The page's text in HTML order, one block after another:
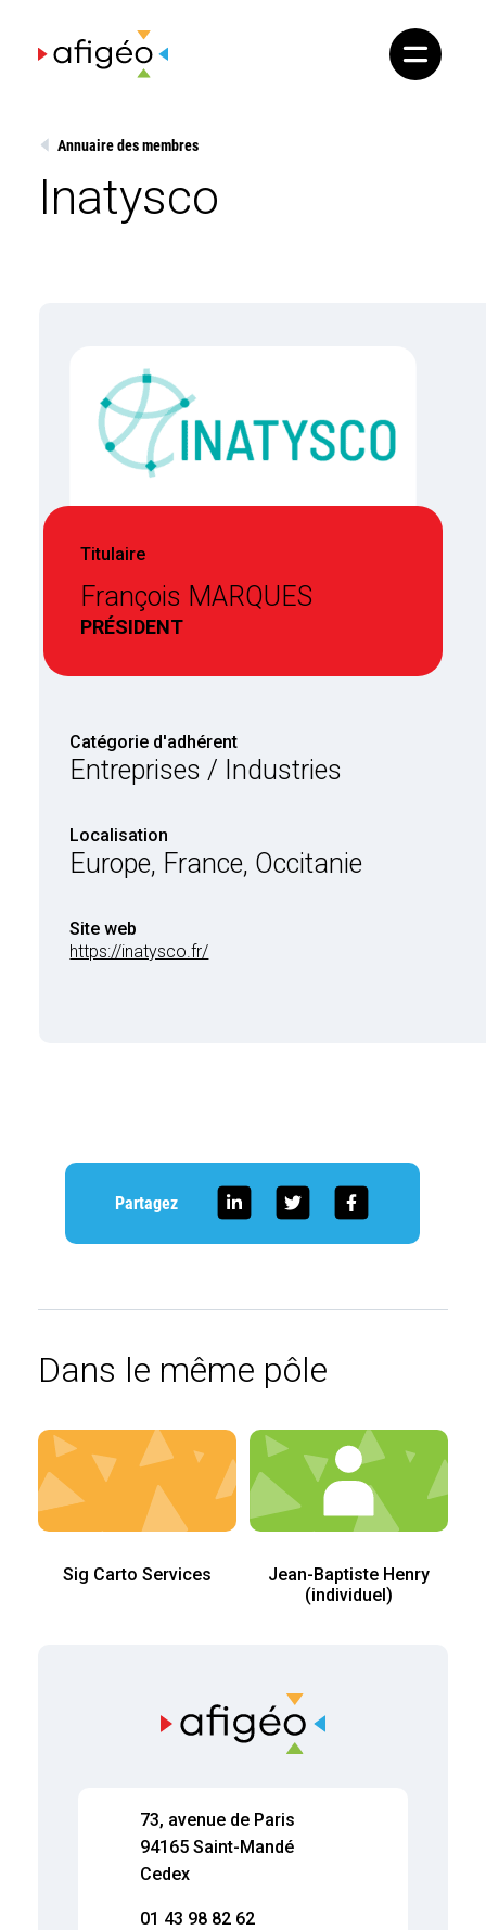
content
Annuaire des membres
Inatysco
Titulaire
François MARQUES
PRÉSIDENT
Catégorie d'adhérent
Entreprises / Industries
Localisation
Europe, France, Occitanie
Site web
https://inatysco.fr/
Partagez
Dans le même pôle
Sig Carto Services
Jean-Baptiste Henry
(individuel)
73, avenue de Paris
94165 Saint-Mandé
Cedex
01 43 98 82 62